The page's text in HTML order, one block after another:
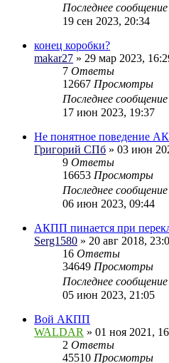
Последнее сообщение
19 сен 2023, 20:34
конец коробки?
makar27 » 29 мар 2023,
7 Ответы
12667 Просмотры
Последнее сообщение
17 июн 2023, 19:37
Не понятное поведение
Григорий СПб » 03 июн
9 Ответы
16653 Просмотры
Последнее сообщение
06 июн 2023, 09:44
АКПП пинается при
Serg1580 » 20 авг 2018,
16 Ответы
34649 Просмотры
Последнее сообщение
05 июн 2023, 21:05
Вой АКПП
WALDAR » 01 ноя 2021,
2 Ответы
45510 Просмотры